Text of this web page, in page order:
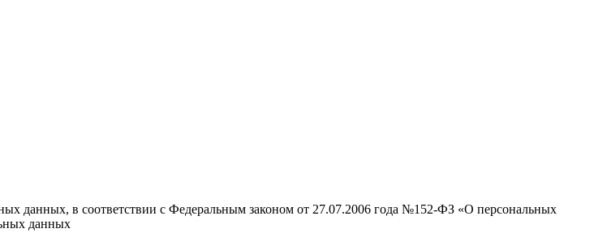
данных, в соответствии с Федеральным законом от 27.07.2006 года №152-ФЗ «О персональных
данных